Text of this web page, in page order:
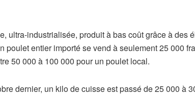
ultra-industrialisée, produit à bas coût grâce à des
poulet entier importé se vend à seulement 25 000
50 000 à 100 000 pour un poulet local.
dernier, un kilo de cuisse est passé de 25 000 à